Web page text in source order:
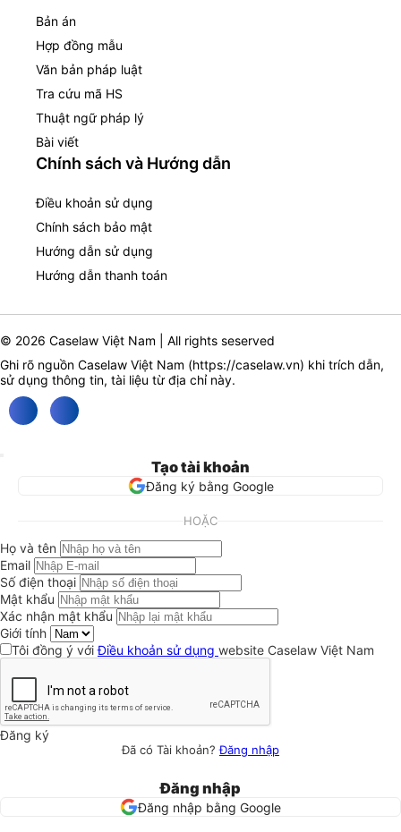
Bản án
Hợp đồng mẫu
Văn bản pháp luật
Tra cứu mã HS
Thuật ngữ pháp lý
Bài viết
Chính sách và Hướng dẫn
Điều khoản sử dụng
Chính sách bảo mật
Hướng dẫn sử dụng
Hướng dẫn thanh toán
© 2026 Caselaw Việt Nam | All rights seserved
Ghi rõ nguồn Caselaw Việt Nam (https://caselaw.vn) khi trích dẫn,
sử dụng thông tin, tài liệu từ địa chỉ này.
Tạo tài khoản
Đăng ký bằng Google
HOẶC
Họ và tên
Email
Số điện thoại
Mật khẩu
Xác nhận mật khẩu
Giới tính
Tôi đồng ý vớiĐiều khoản sử dụng website Caselaw Việt Nam
Đăng ký
Đã có Tài khoản?Đăng nhập
Đăng nhập
Đăng nhập bằng Google